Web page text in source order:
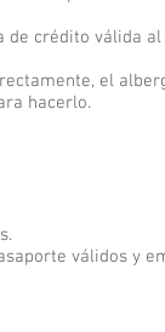
de crédito válida
el
hacerlo.
válidos y